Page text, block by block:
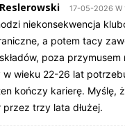
17-05-2026 W
niekonsekwencja
a potem tacy
poza
w wieku 22-26 lat
kończy karierę. Myślę,
przez trzy lata dłużej.